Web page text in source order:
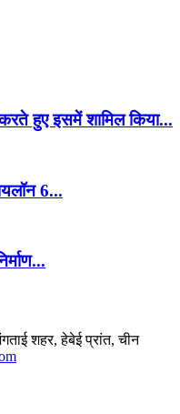
हुए इसमें शामिल किया...
6...
शहर, हेबेई प्रांत, चीन